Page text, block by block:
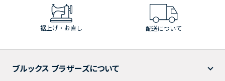
裾上げ・お直し 配送について
ブルックス ブラザーズについて